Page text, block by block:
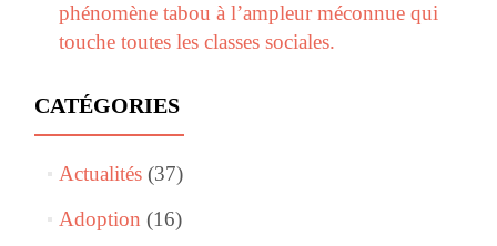
phénomène tabou à l’ampleur méconnue qui
touche toutes les classes sociales.
CATÉGORIES
Actualités(37)
Adoption (16)